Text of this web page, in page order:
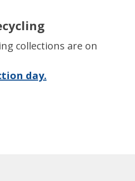
collections are on
day.